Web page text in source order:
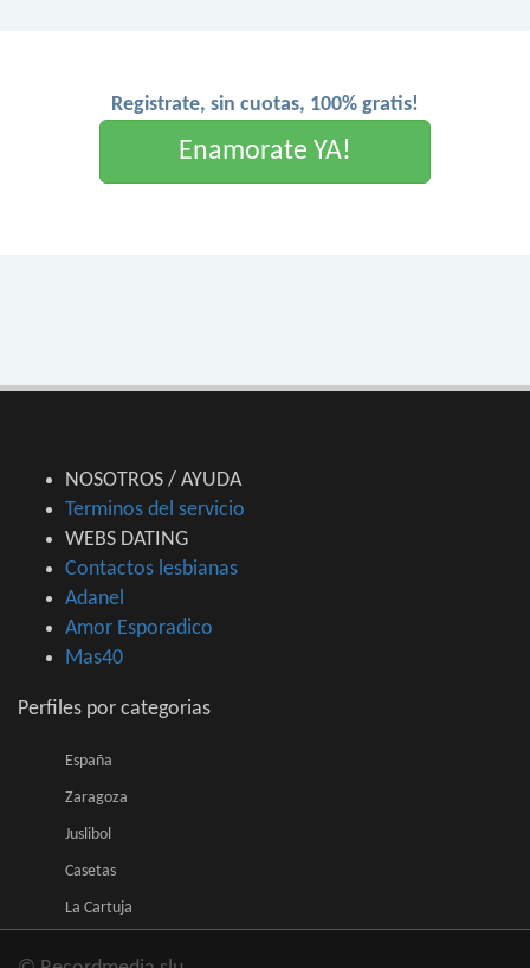
Registrate, sin cuotas, 100% gratis!
Enamorate YA!
NOSOTROS / AYUDA
Terminos del servicio
WEBS DATING
Contactos lesbianas
Adanel
Amor Esporadico
Mas40
Perfiles por categorias
España
Zaragoza
Juslibol
Casetas
La Cartuja